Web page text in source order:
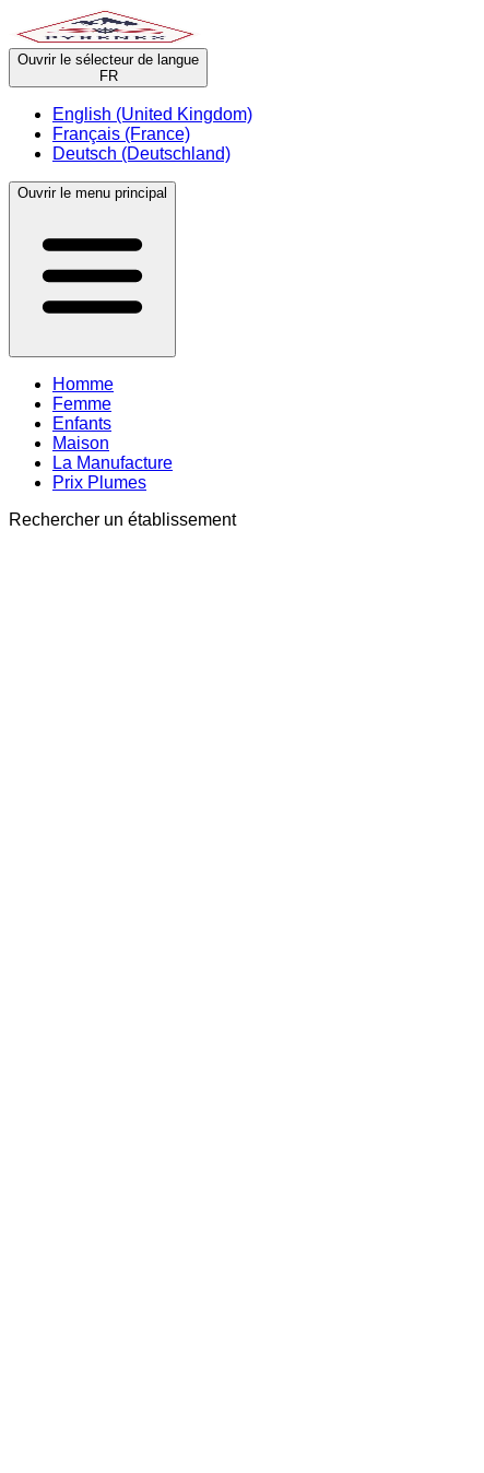
Ouvrir le sélecteur de langue
FR
English (United Kingdom)
Français (France)
Deutsch (Deutschland)
Ouvrir le menu principal
Homme
Femme
Enfants
Maison
La Manufacture
Prix Plumes
Rechercher un établissement